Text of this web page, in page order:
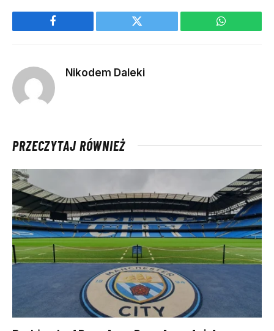
Facebook Twitter WhatsApp
Nikodem Daleki
PRZECZYTAJ RÓWNIEŻ